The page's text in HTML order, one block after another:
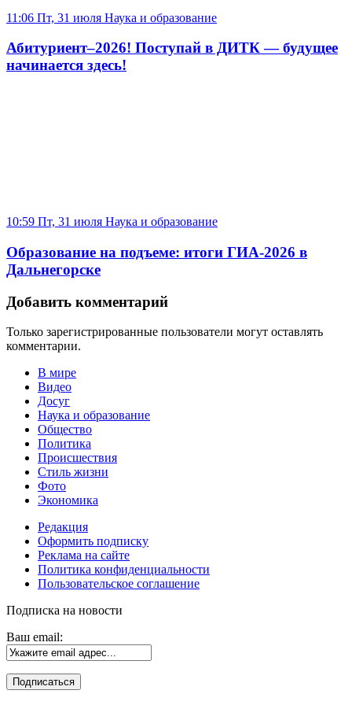
11:06 Пт, 31 июля Наука и образование
Абитуриент–2026! Поступай в ДИТК — будущее
начинается здесь!
10:59 Пт, 31 июля Наука и образование
Образование на подъеме: итоги ГИА-2026 в
Дальнегорске
Добавить комментарий
Только зарегистрированные пользователи могут оставлять
комментарии.
В мире
Видео
Досуг
Наука и образование
Общество
Политика
Происшествия
Стиль жизни
Фото
Экономика
Редакция
Оформить подписку
Реклама на сайте
Политика конфиденциальности
Пользовательское соглашение
Подписка на новости
Ваш email: